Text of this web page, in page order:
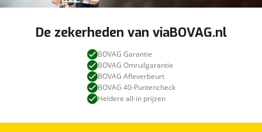
De zekerheden van viaBOVAG.nl
BOVAG Garantie
BOVAG Omruilgarantie
BOVAG Afleverbeurt
BOVAG 40-Puntencheck
Heldere all-in prijzen